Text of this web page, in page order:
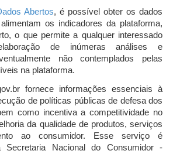
Abertos, é possível obter os dados
os indicadores da plataforma,
o que permite a qualquer interessado
de inúmeras análises e
não contemplados pelas
na plataforma.
fornece informações essenciais à
de políticas públicas de defesa dos
como incentiva a competitividade no
da qualidade de produtos, serviços
ao consumidor. Esse serviço é
Secretaria Nacional do Consumidor -